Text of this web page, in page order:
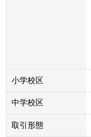
小学校区
中学校区
取引形態